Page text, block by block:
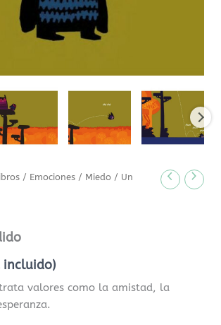
/ Emociones / Miedo / Un
incluido)
valores como la amistad, la